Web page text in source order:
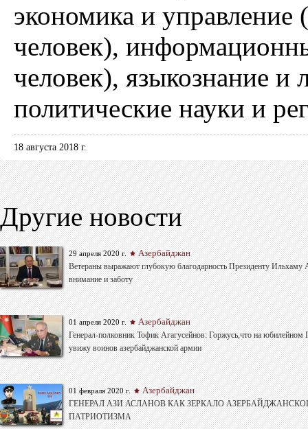
экономика и
человек),
человек), языкознание и
политические науки и
18 августа 2018 г.
Другие новости
29 апреля 2020 г. Азербайджан
Ветераны выражают глубокую благодарность Президенту Ильхаму
внимание и заботу
01 апреля 2020 г. Азербайджан
Генерал-полковник Тофик Агагусейнов: Горжусь,что на юбилейном
увижу воинов азербайджанской армии
01 февраля 2020 г. Азербайджан
ГЕНЕРАЛ АЗИ АСЛАНОВ КАК ЗЕРКАЛО
ПАТРИОТИЗМА